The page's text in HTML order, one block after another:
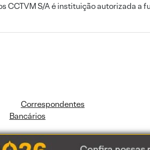
S/A é instituição autorizada a
Correspondentes
Bancários